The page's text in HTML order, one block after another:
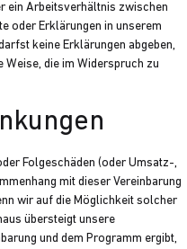
ein Arbeitsverhältnis zwischen
oder Erklärungen in unserem
keine Erklärungen abgeben,
die im Widerspruch zu
Folgeschäden (oder Umsatz-,
mit dieser Vereinbarung
wir auf die Möglichkeit solcher
übersteigt unsere
und dem Programm ergibt,